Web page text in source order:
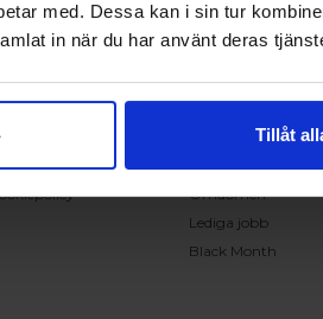
med. Dessa kan i sin tur
in när du har använt deras
Tillåt
Fönster Snabblänkar
Monterat och klart
Inspiration
Vanliga frågor och
Återförsäljare
Omdömen
Lediga jobb
Black Month